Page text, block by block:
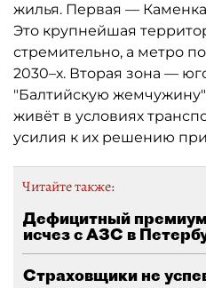
жилья. Первая —
Это крупнейшая
стремительно, а метро
2030–х. Вторая зона —
"Балтийскую
живёт в условиях
усилия к их решению
Читайте также:
Дефицитный
исчез с АЗС в
Страховщики не